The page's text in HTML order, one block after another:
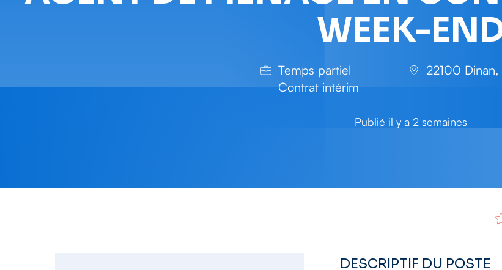
WEEK-
Temps partiel
Contrat intérim
22100 Dinan,
Publié il y a 2 semaines
DESCRIPTIF DU POSTE